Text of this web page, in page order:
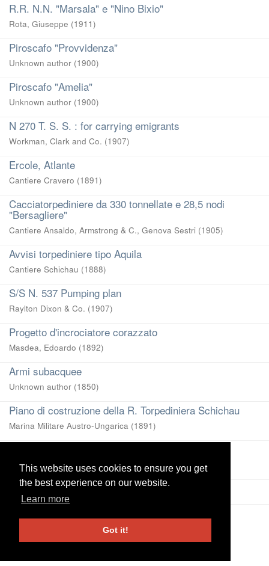
This website uses cookies to ensure you get
the best experience on our website.
Learn more
Got it!
This website uses cookies to ensure you get
the best experience on our website.
Learn more
Got it!
R.R. N.N. "Marsala" e "Nino Bixio"
Rota, Giuseppe (1911)
Piroscafo "Provvidenza"
Unknown author (1900)
Piroscafo "Amelia"
Unknown author (1900)
N 270 T. S. S. : for carrying emigrants
Workman, Clark and Co. (1907)
Ercole, Atlante
Cantiere Cravero (1891)
Cacciatorpediniere da 330 tonnellate e 28,5 nodi
"Bersagliere"
Cantiere Ansaldo, Armstrong & C., Genova Sestri (1905)
Avvisi torpediniere tipo Aquila
Cantiere Schichau (1888)
S/S N. 537 Pumping plan
Raylton Dixon & Co. (1907)
Progetto d'incrociatore corazzato
Masdea, Edoardo (1892)
Armi subacquee
Unknown author (1850)
Piano di costruzione della R. Torpediniera Schichau
Marina Militare Austro-Ungarica (1891)
Cantiere Navale Schichau (Danzig) (1898)
View more